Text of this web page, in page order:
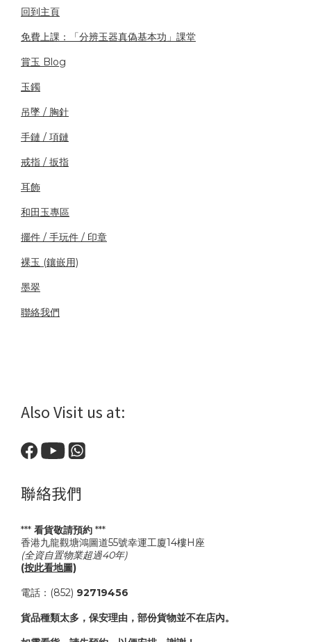
回到主頁
免費上課：「分辨玉器真偽基本功」課堂
賞玉 Blog
玉鐲
吊墜 / 胸針
手鏈 / 項鏈
戒指 / 扳指
耳飾
和田玉專區
擺件 / 手玩件 / 印章
裸玉 (鑲嵌用)
墨翠
聯絡我們
Also Visit us at:
聯絡我們
*** 看貨敬請預約 ***
香港九龍觀塘鴻圖道55號幸運工廈14樓H座
(全資自置物業超過40年)
(按此看地圖)
電話：(852) 92719456
貨品種類太多，保安理由，部份貨物並不在店內。